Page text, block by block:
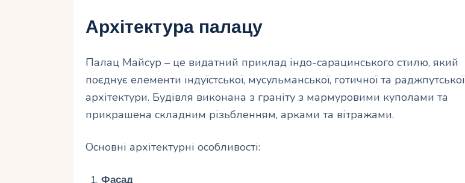
Архітектура палацу
Палац Майсур – це видатний приклад індо-сарацинського стилю, який
поєднує елементи індуїстської, мусульманської, готичної та раджпутської
архітектури. Будівля виконана з граніту з мармуровими куполами та
прикрашена складним різьбленням, арками та вітражами.
Основні архітектурні особливості:
Фасад